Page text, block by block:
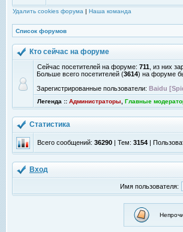
Удалить cookies форума | Наша команда
Список форумов
Кто сейчас на форуме
Сейчас посетителей на форуме: 711 , из них
Больше всего посетителей (3614) на форуме
Зарегистрированные пользователи: Baidu
Легенда :: Администраторы Главные
Статистика
Всего сообщений: 36290 | Тем: 3154 |
Вход
Имя пользователя: